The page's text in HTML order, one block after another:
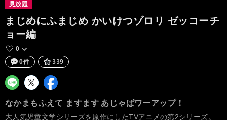
見放題
まじめにふまじめ かいけつゾロリ ゼッコーチ
ョー編
0
0件
339
なかまもふえて ますます あじゃぱワーアップ！
大人気児童文学シリーズを原作にしたTVアニメの第2シリーズ。